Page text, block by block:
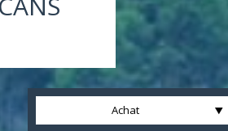
Achat